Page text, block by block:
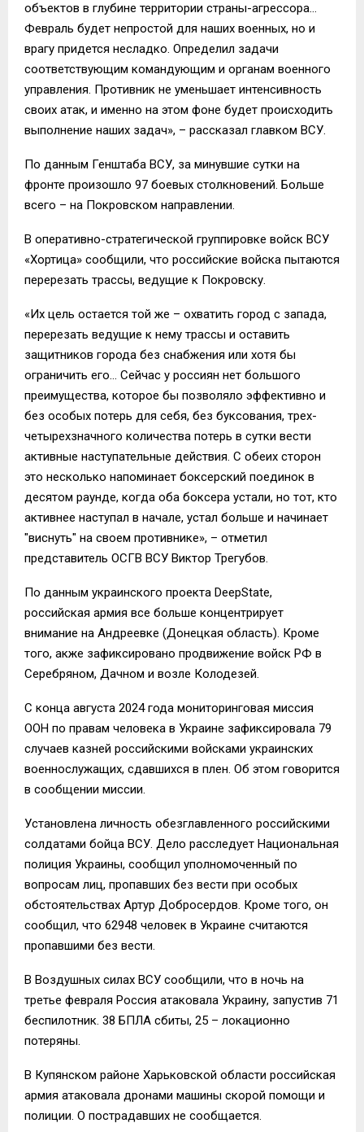
объектов в глубине территории страны-агрессора…
Февраль будет непростой для наших военных, но и
врагу придется несладко. Определил задачи
соответствующим командующим и органам военного
управления. Противник не уменьшает интенсивность
своих атак, и именно на этом фоне будет происходить
выполнение наших задач», – рассказал главком ВСУ.
По данным Генштаба ВСУ, за минувшие сутки на
фронте произошло 97 боевых столкновений. Больше
всего – на Покровском направлении.
В оперативно-стратегической группировке войск ВСУ
«Хортица» сообщили, что российские войска пытаются
перерезать трассы, ведущие к Покровску.
«Их цель остается той же – охватить город с запада,
перерезать ведущие к нему трассы и оставить
защитников города без снабжения или хотя бы
ограничить его… Сейчас у россиян нет большого
преимущества, которое бы позволяло эффективно и
без особых потерь для себя, без буксования, трех-
четырехзначного количества потерь в сутки вести
активные наступательные действия. С обеих сторон
это несколько напоминает боксерский поединок в
десятом раунде, когда оба боксера устали, но тот, кто
активнее наступал в начале, устал больше и начинает
"виснуть" на своем противнике», – отметил
представитель ОСГВ ВСУ Виктор Трегубов.
По данным украинского проекта DeepState,
российская армия все больше концентрирует
внимание на Андреевке (Донецкая область). Кроме
того, акже зафиксировано продвижение войск РФ в
Серебряном, Дачном и возле Колодезей.
С конца августа 2024 года мониторинговая миссия
ООН по правам человека в Украине зафиксировала 79
случаев казней российскими войсками украинских
военнослужащих, сдавшихся в плен. Об этом говорится
в сообщении миссии.
Установлена личность обезглавленного российскими
солдатами бойца ВСУ. Дело расследует Национальная
полиция Украины, сообщил уполномоченный по
вопросам лиц, пропавших без вести при особых
обстоятельствах Артур Добросердов. Кроме того, он
сообщил, что 62948 человек в Украине считаются
пропавшими без вести.
В Воздушных силах ВСУ сообщили, что в ночь на
третье февраля Россия атаковала Украину, запустив 71
беспилотник. 38 БПЛА сбиты, 25 – локационно
потеряны.
В Купянском районе Харьковской области российская
армия атаковала дронами машины скорой помощи и
полиции. О пострадавших не сообщается.